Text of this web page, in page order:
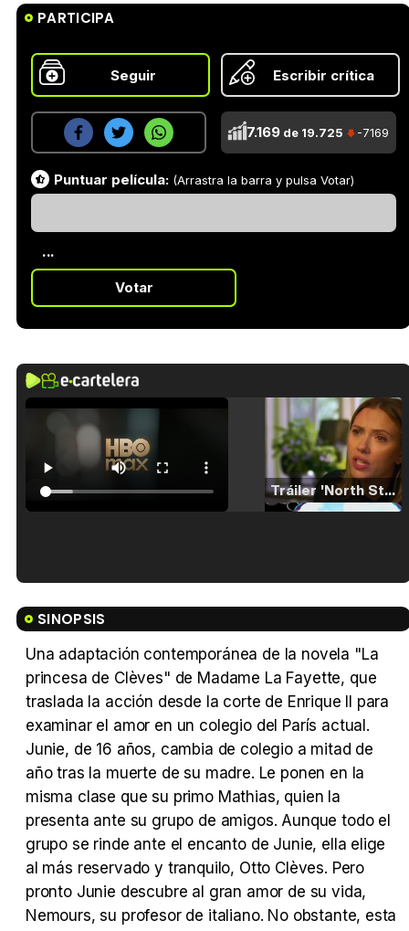
PARTICIPA
Seguir Escribir crítica
7.169 de 19.725 -7169
Puntuar película: (Arrastra la barra y pulsa Votar)
...
Votar
Tráiler 'North Star' (2023)
Tráiler 'Vida perra' (2026)
Tráiler en español 'Outcome' (2026)
SINOPSIS
Una adaptación contemporánea de la novela "La
princesa de Clèves" de Madame La Fayette, que
traslada la acción desde la corte de Enrique II para
examinar el amor en un colegio del París actual.
Junie, de 16 años, cambia de colegio a mitad de
año tras la muerte de su madre. Le ponen en la
misma clase que su primo Mathias, quien la
presenta ante su grupo de amigos. Aunque todo el
grupo se rinde ante el encanto de Junie, ella elige
al más reservado y tranquilo, Otto Clèves. Pero
pronto Junie descubre al gran amor de su vida,
Nemours, su profesor de italiano. No obstante, esta